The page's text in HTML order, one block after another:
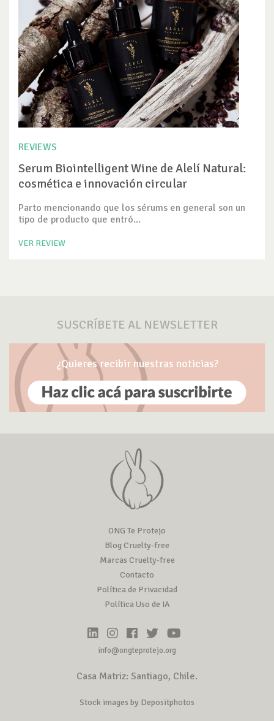
REVIEWS
Serum Biointelligent Wine de Alelí Natural:
cosmética e innovación circular
Parto mencionando que los sérums en general son un
tipo de producto que entró...
VER REVIEW
SUSCRÍBETE AL NEWSLETTER
¿Quieres recibir nuestras noticias?
ONG Te Protejo
Blog Cruelty-free
Marcas Cruelty-free
Contacto
Política de Privacidad
Política Uso de IA
info@ongteprotejo.org
Casa Matriz: Santiago, Chile.
Stock images by Depositphotos